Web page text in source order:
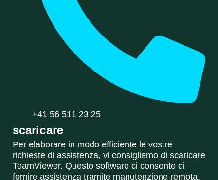
+41 56 511 23 25
scaricare
Per elaborare in modo efficiente le vostre
richieste di assistenza, vi consigliamo di scaricare
TeamViewer. Questo software ci consente di
fornire assistenza tramite manutenzione remota.